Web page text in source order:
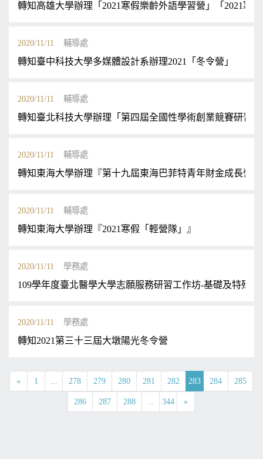
轉知高雄大學辦理「2021寒假樂齡外語學習營」「2021寒
2020/11/11 輔導處
轉知臺中科技大學多媒體設計系辦理2021「冬令營」
2020/11/11 輔導處
轉知臺北科技大學辦理「第四屆全國性學術創業競賽研習
2020/11/11 輔導處
轉知東海大學辦理『第十九屆東海巴菲特青年財金成長營』
2020/11/11 輔導處
轉知東海大學辦理『2021寒假「輕營隊」』
2020/11/11 學務處
109學年度臺北醫學大學志願服務研習工作坊-基礎及特殊訓
2020/11/11 學務處
轉知2021第三十三屆大墩陽光冬令營
« 1 ... 278 279 280 281 282 283 284 285
286 287 288 ... 344 »